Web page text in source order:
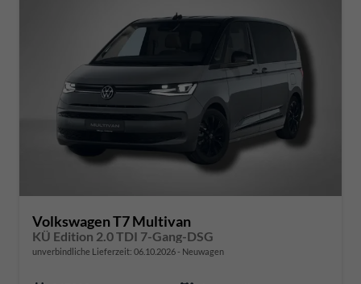
Volkswagen T7 Multivan
KÜ Edition 2.0 TDI 7-Gang-DSG
unverbindliche Lieferzeit: 06.10.2026 Neuwagen